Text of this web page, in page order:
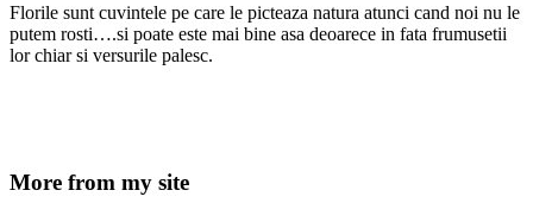
Florile sunt cuvintele pe care le picteaza natura atunci cand noi nu le
putem rosti….si poate este mai bine asa deoarece in fata frumusetii
lor chiar si versurile palesc.
More from my site